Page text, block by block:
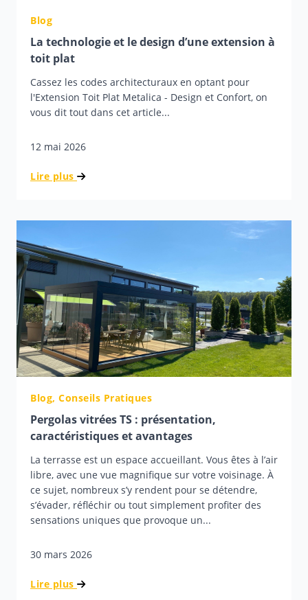
Blog
La technologie et le design d’une extension à
toit plat
Cassez les codes architecturaux en optant pour
l'Extension Toit Plat Metalica - Design et Confort, on
vous dit tout dans cet article...
Lire plus
12 mai 2026
Blog, Conseils Pratiques
Pergolas vitrées TS : présentation,
caractéristiques et avantages
La terrasse est un espace accueillant. Vous êtes à l’air
libre, avec une vue magnifique sur votre voisinage. À
ce sujet, nombreux s’y rendent pour se détendre,
s’évader, réfléchir ou tout simplement profiter des
sensations uniques que provoque un...
Lire plus
30 mars 2026